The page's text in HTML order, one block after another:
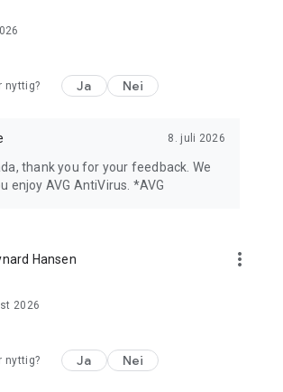
nyttig? Ja Nei
8. juli 2026
thank you for your feedback. We
enjoy AVG AntiVirus. *AVG
Hansen more_vert
2026
nyttig? Ja Nei